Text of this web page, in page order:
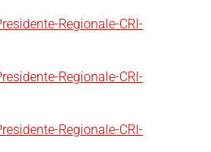
Regionale-CRI-
Regionale-CRI-
Regionale-CRI-